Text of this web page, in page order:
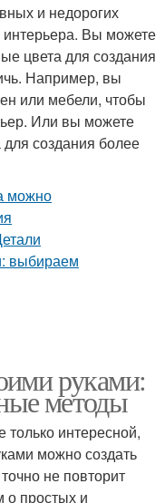
и недорогих
интерьера. Вы можете
цвета для создания
Например, вы
или мебели, чтобы
Или вы можете
создания более
руками:
методы
интересной,
можно создать
не повторит
о простых и